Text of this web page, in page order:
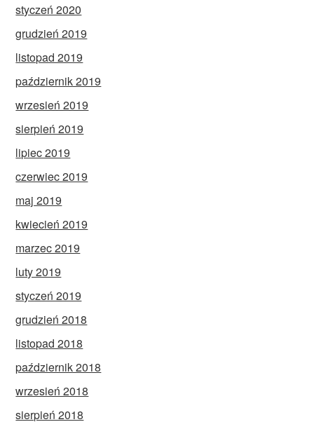
styczeń 2020
grudzień 2019
listopad 2019
październik 2019
wrzesień 2019
sierpień 2019
lipiec 2019
czerwiec 2019
maj 2019
kwiecień 2019
marzec 2019
luty 2019
styczeń 2019
grudzień 2018
listopad 2018
październik 2018
wrzesień 2018
sierpień 2018